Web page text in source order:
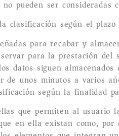
pueden ser consideradas
clasificación según el
para recabar y
para la prestación
datos siguen
de unos minutos a varios
según la finalidad
que permiten al usuario
en ella existan como,